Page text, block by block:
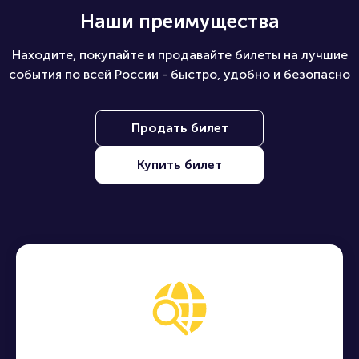
Наши преимущества
Находите, покупайте и продавайте билеты на лучшие
события по всей России - быстро, удобно и безопасно
Продать билет
Купить билет